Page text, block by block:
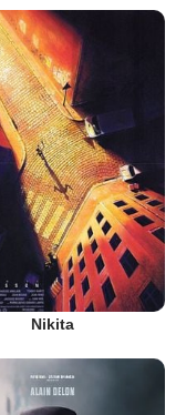
Nikita